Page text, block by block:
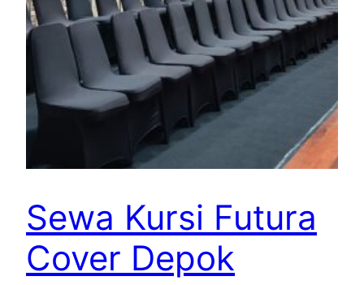
Sewa Kursi Futura
Cover Depok